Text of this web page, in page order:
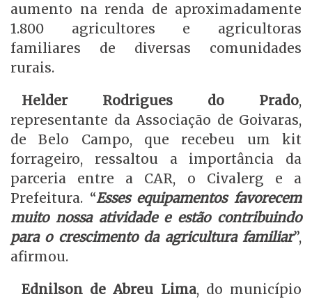
aumento na renda de aproximadamente
1.800 agricultores e agricultoras
familiares de diversas comunidades
rurais.
Helder Rodrigues do Prado,
representante da Associação de Goivaras,
de Belo Campo, que recebeu um kit
forrageiro, ressaltou a importância da
parceria entre a CAR, o Civalerg e a
Prefeitura. “Esses equipamentos favorecem
muito nossa atividade e estão contribuindo
para o crescimento da agricultura familiar”,
afirmou.
Ednilson de Abreu Lima, do município